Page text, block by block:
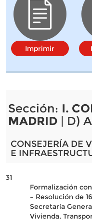
Imprimir
Sección: I.
MADRID| D)
CONSEJERÍA DE
E
31
Formalización
– Resolución de
Secretaría
Vivienda,